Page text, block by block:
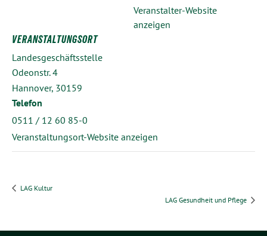
VERANSTALTUNGSORT
Landesgeschäftsstelle
Odeonstr. 4
Hannover, 30159
Telefon
0511 / 12 60 85-0
Veranstaltungsort-Website anzeigen
Veranstalter-Website
anzeigen
LAG Kultur
LAG Gesundheit und Pflege